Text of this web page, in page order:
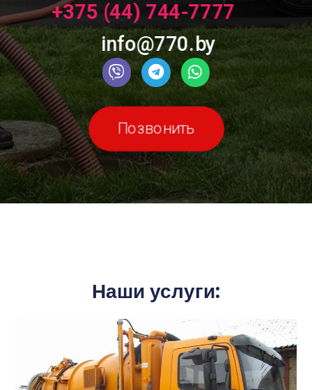
+375 (44) 744-7777
info@770.by
Позвонить
Наши услуги: